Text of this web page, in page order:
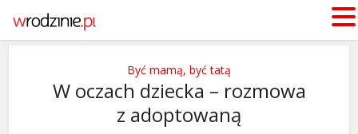
Być mamą, być tatą
W oczach dziecka – rozmowa
z adoptowaną